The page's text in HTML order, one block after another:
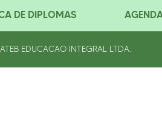
DE DIPLOMAS
EDUCACAO INTEGRAL LTDA.